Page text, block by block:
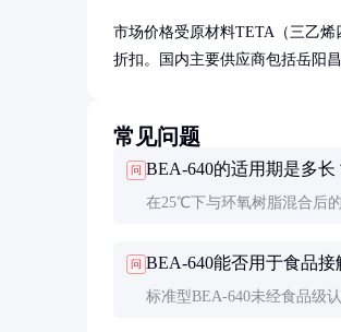
市场价格受原材料TETA（三乙
折扣。国内主要供应商包括岳阳
常见问题
问 BEA-640的适用期是多长
在25℃下与环氧树脂混合后
会缩短适用期，必要时可加
问 BEA-640能否用于食品接
标准型BEA-640未经食品级